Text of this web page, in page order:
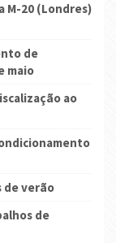
M-20 (Londres)
de
maio
ao
de verão
de